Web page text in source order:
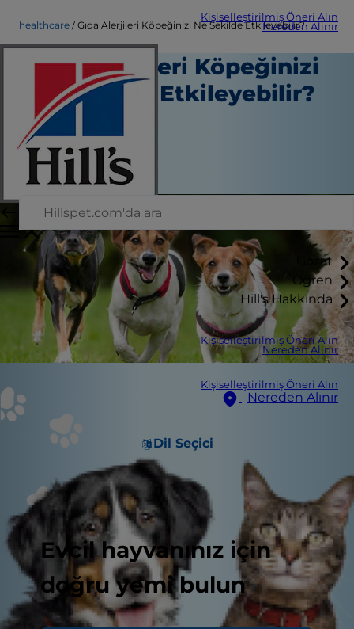
Kişiselleştirilmiş Öneri Alın
Nereden Alınır
Gözat
Öğren
Hill's Hakkında
Kişiselleştirilmiş Öneri Alın
Nereden Alınır
Kişiselleştirilmiş Öneri Alın
Nereden Alınır
Dil Seçici
Evcil hayvanınız için
doğru yemi bulun
healthcare Gıda Alerjileri Köpeğinizi Ne Şekilde Etkileyebilir?
Gıda Alerjileri Köpeğinizi
Ne Şekilde Etkileyebilir?
Sağlık hizmeti
Personel Yazarı
|
4 Şubat 2026